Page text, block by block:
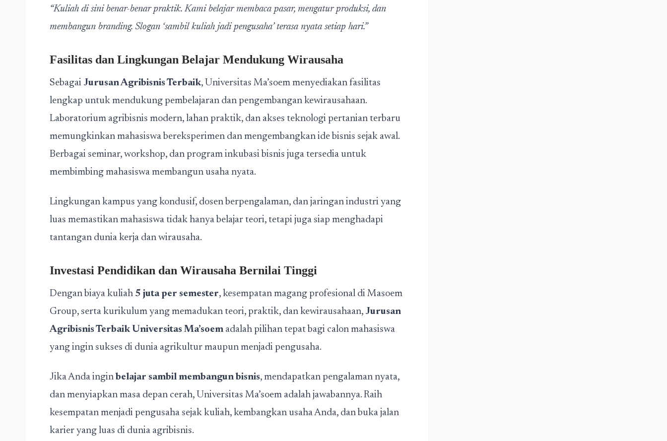
“Kuliah di sini benar-benar praktik. Kami belajar membaca pasar, mengatur produksi, dan
membangun branding. Slogan ‘sambil kuliah jadi pengusaha’ terasa nyata setiap hari.”
Fasilitas dan Lingkungan Belajar Mendukung Wirausaha
Sebagai Jurusan Agribisnis Terbaik, Universitas Ma’soem menyediakan fasilitas
lengkap untuk mendukung pembelajaran dan pengembangan kewirausahaan.
Laboratorium agribisnis modern, lahan praktik, dan akses teknologi pertanian terbaru
memungkinkan mahasiswa bereksperimen dan mengembangkan ide bisnis sejak awal.
Berbagai seminar, workshop, dan program inkubasi bisnis juga tersedia untuk
membimbing mahasiswa membangun usaha nyata.
Lingkungan kampus yang kondusif, dosen berpengalaman, dan jaringan industri yang
luas memastikan mahasiswa tidak hanya belajar teori, tetapi juga siap menghadapi
tantangan dunia kerja dan wirausaha.
Investasi Pendidikan dan Wirausaha Bernilai Tinggi
Dengan biaya kuliah 5 juta per semester, kesempatan magang profesional di Masoem
Group, serta kurikulum yang memadukan teori, praktik, dan kewirausahaan, Jurusan
Agribisnis TerbaikUniversitas Ma’soem adalah pilihan tepat bagi calon mahasiswa
yang ingin sukses di dunia agrikultur maupun menjadi pengusaha.
Jika Anda ingin belajar sambil membangun bisnis, mendapatkan pengalaman nyata,
dan menyiapkan masa depan cerah, Universitas Ma’soem adalah jawabannya. Raih
kesempatan menjadi pengusaha sejak kuliah, kembangkan usaha Anda, dan buka jalan
karier yang luas di dunia agribisnis.